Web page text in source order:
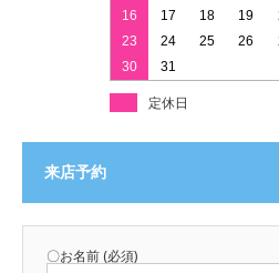
16
17 18 19
23
24 25 26
30
31
定休日
来店予約
〇お名前 (必須)